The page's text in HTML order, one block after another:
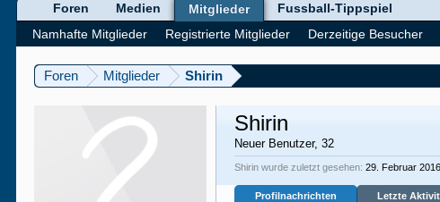
Foren Mitglieder Shirin
Shirin
Neuer Benutzer, 32
Shirin wurde zuletzt gesehen: 29. Februar 2016
Profilnachrichten Letzte
Foren Medien
Mitglieder
Namhafte Mitglieder
Registrierte Mitglieder Derzeitige Besucher
Fussball-Tippspiel